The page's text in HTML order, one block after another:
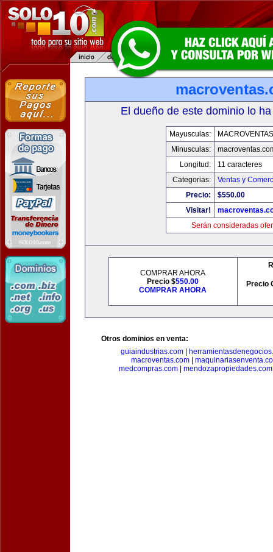
El dueño de este dominio lo
Mayusculas:
Minusculas:
Longitud:
11 caracteres
Categorias:
Ventas y
Precio:
$550.00
Visitar!
Serán consideradas
COMPRAR AHORA
Precio $550.00
COMPRAR AHORA
Precio
Otros dominios en venta:
guiaindustrias.com
macroventas.com
medcompras.com| mendozapropiedades.com